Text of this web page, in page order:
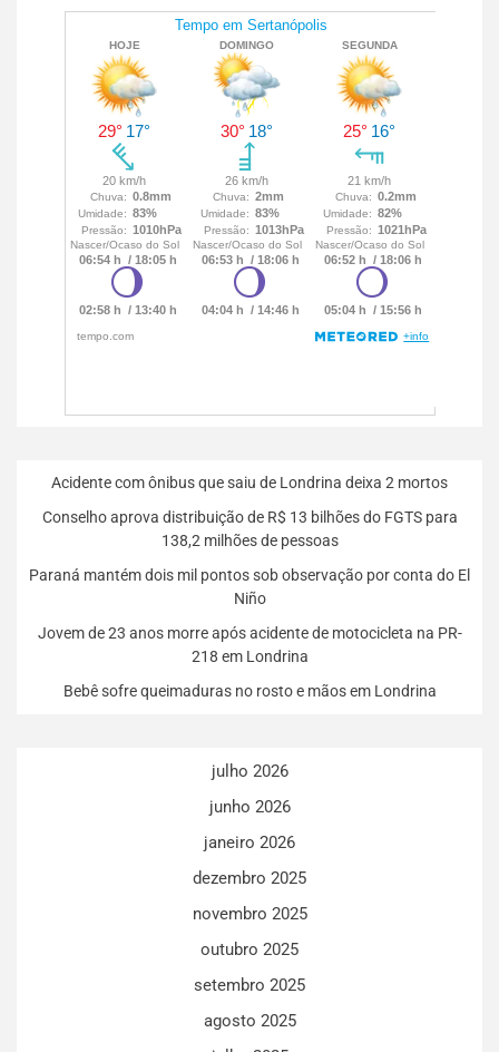
Acidente com ônibus que saiu de Londrina deixa 2 mortos
Conselho aprova distribuição de R$ 13 bilhões do FGTS para
138,2 milhões de pessoas
Paraná mantém dois mil pontos sob observação por conta do El
Niño
Jovem de 23 anos morre após acidente de motocicleta na PR-
218 em Londrina
Bebê sofre queimaduras no rosto e mãos em Londrina
julho 2026
junho 2026
janeiro 2026
dezembro 2025
novembro 2025
outubro 2025
setembro 2025
agosto 2025